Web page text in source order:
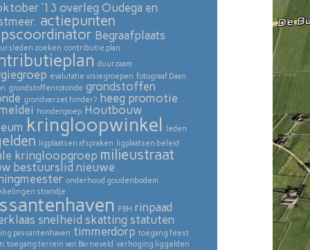
’13 overleg Oudega en
actiepunten
Begraafplaats
zoeken contributie plan
duurzaam
evalutatie visiegroepen fotograaf Daan
grondstoffenrotonde grondstoffen
grondverzet hinder? heeg promotie
hondenpoep Houtbouw
kringloopwinkel leden
ligplaatsen afspraken ligplaatsen beleid
kringloopgroep milieustraat
bestuurslid nieuwe
onderhoud goudenbodem
strandje
PBH rinpaad
snelheid skatting statuten
passantenhaven timmerdorp toegang feest
toegang terrein van Barneveld verhoging liggelden